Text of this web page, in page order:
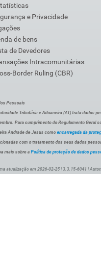
e Privacidade
de bens
de Devedores
Intracomunitárias
Border Ruling (CBR)
Pessoais
Tributária e Aduaneira (AT) trata dados
Para cumprimento do Regulamento Geral
Andrade de Jesus como encarregada da
com o tratamento dos seus dados
mais sobre a Política de proteção de dados
atualização em 2026-02-25 | 3.3.15-6041 |